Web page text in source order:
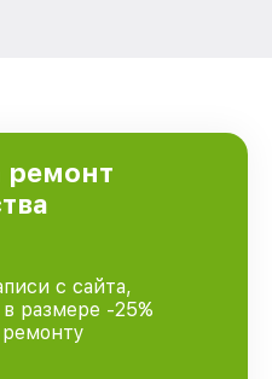
ремонт
с сайта,
размере -25%
ремонту